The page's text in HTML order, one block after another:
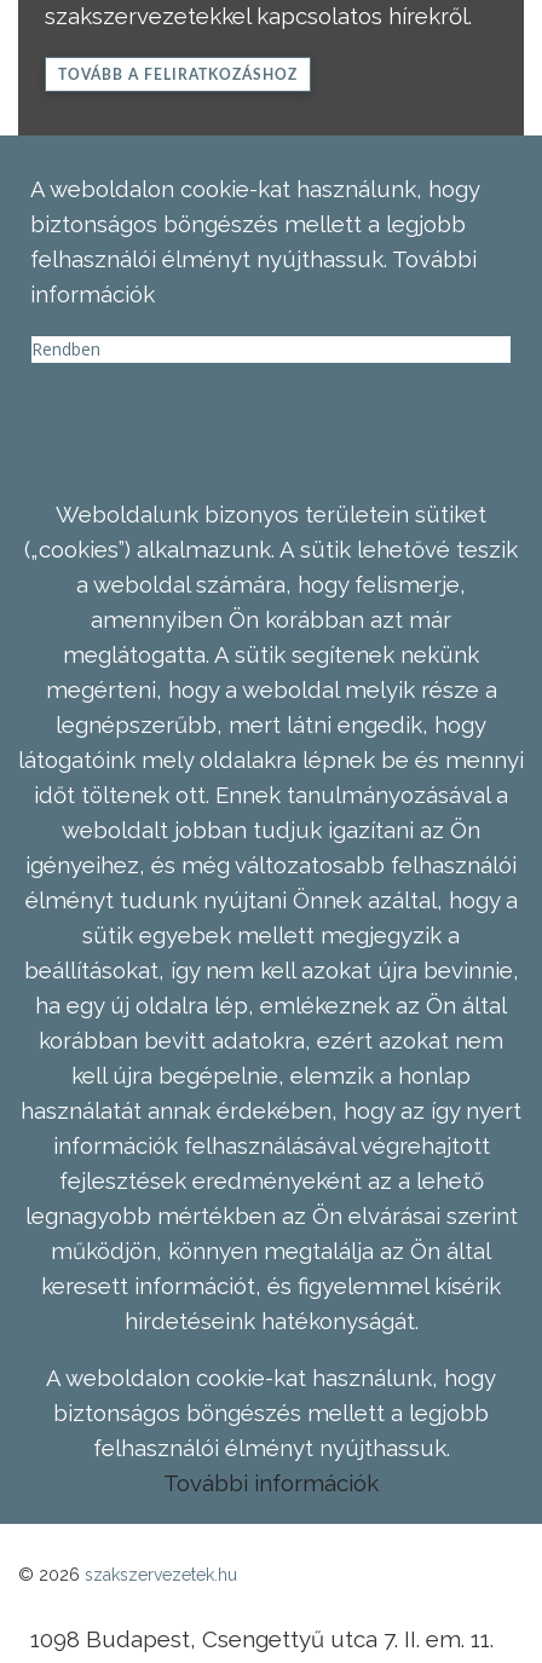
szakszervezetekkel kapcsolatos hírekről.
TOVÁBB A FELIRATKOZÁSHOZ
A weboldalon cookie-kat használunk, hogy
biztonságos böngészés mellett a legjobb
felhasználói élményt nyújthassuk. További
információk
Rendben
Weboldalunk bizonyos területein sütiket
(„cookies”) alkalmazunk. A sütik lehetővé teszik
a weboldal számára, hogy felismerje,
amennyiben Ön korábban azt már
meglátogatta. A sütik segítenek nekünk
megérteni, hogy a weboldal melyik része a
legnépszerűbb, mert látni engedik, hogy
látogatóink mely oldalakra lépnek be és mennyi
időt töltenek ott. Ennek tanulmányozásával a
weboldalt jobban tudjuk igazítani az Ön
igényeihez, és még változatosabb felhasználói
élményt tudunk nyújtani Önnek azáltal, hogy a
sütik egyebek mellett megjegyzik a
beállításokat, így nem kell azokat újra bevinnie,
ha egy új oldalra lép, emlékeznek az Ön által
korábban bevitt adatokra, ezért azokat nem
kell újra begépelnie, elemzik a honlap
használatát annak érdekében, hogy az így nyert
információk felhasználásával végrehajtott
fejlesztések eredményeként az a lehető
legnagyobb mértékben az Ön elvárásai szerint
működjön, könnyen megtalálja az Ön által
keresett információt, és figyelemmel kísérik
hirdetéseink hatékonyságát.
A weboldalon cookie-kat használunk, hogy
biztonságos böngészés mellett a legjobb
felhasználói élményt nyújthassuk.
További információk
© 2026 szakszervezetek.hu
1098 Budapest, Csengettyű utca 7. II. em. 11.